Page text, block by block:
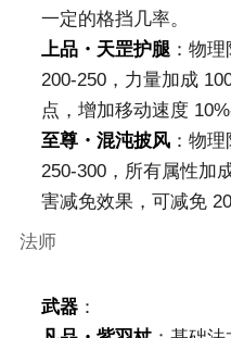
一定的格挡几率。
上品・天罡护腿：物理
200-250，力量加成
点，增加移动速度
至尊・混沌披风：物理
250-300，所有属性加
害减免效果，可减免
法师
武器：